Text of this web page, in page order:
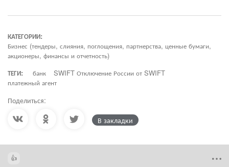
КАТЕГОРИИ:
Бизнес (тендеры, слияния, поглощения, партнерства, ценные бумаги,
акционеры, финансы и отчетность)
ТЕГИ:
банк
SWIFT Отключение России от SWIFT
платежный агент
Поделиться:
В закладки